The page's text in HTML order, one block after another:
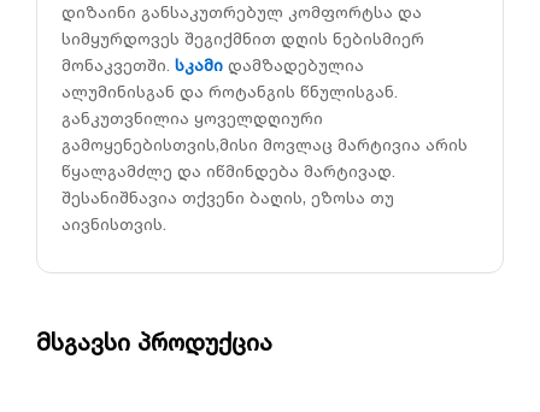
დიზაინი განსაკუთრებულ კომფორტსა და
სიმყურდოვეს შეგიქმნით დღის ნებისმიერ
მონაკვეთში. სკამი დამზადებულია
ალუმინისგან და როტანგის წნულისგან.
განკუთვნილია ყოველდღიური
გამოყენებისთვის,მისი მოვლაც მარტივია არის
წყალგამძლე და იწმინდება მარტივად.
შესანიშნავია თქვენი ბაღის, ეზოსა თუ
აივნისთვის.
მსგავსი პროდუქცია